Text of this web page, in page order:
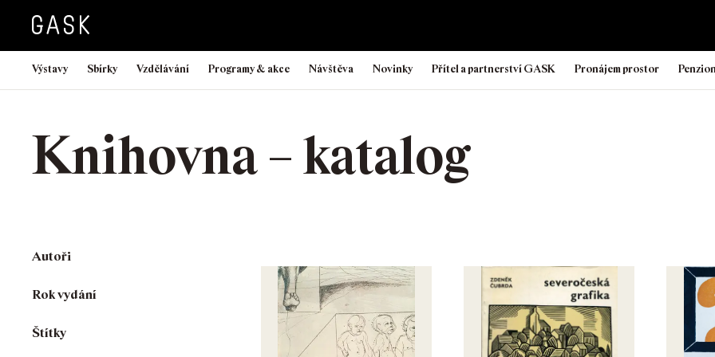
Výstavy Sbírky Vzdělávání Programy & akce Návštěva Novinky Přítel a partnerství GASK Pronájem prostor
Knihovna – katalog
Autoři
Rok vydání
Štítky